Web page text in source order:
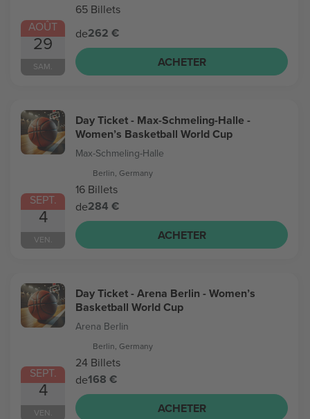
AOÛT
29
SAM.
65 Billets
de262 €
ACHETER
SEPT.
4
VEN.
Day Ticket - Max-Schmeling-Halle -
Women’s Basketball World Cup
Max-Schmeling-Halle
Berlin, Germany
16 Billets
de284 €
ACHETER
SEPT.
4
VEN.
Day Ticket - Arena Berlin - Women’s
Basketball World Cup
Arena Berlin
Berlin, Germany
24 Billets
de168 €
ACHETER